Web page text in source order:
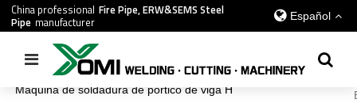
China professional Fire Pipe, ERW&SEMS Steel
Pipe manufacturer Español
todos / Línea de soldadura de vigas H /
Máquina de soldadura de pórtico de viga H